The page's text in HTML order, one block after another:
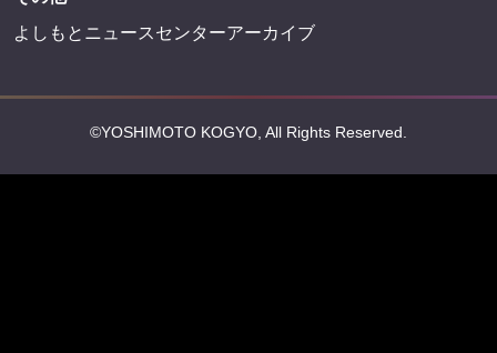
よしもとニュースセンターアーカイブ
©YOSHIMOTO KOGYO, All Rights Reserved.